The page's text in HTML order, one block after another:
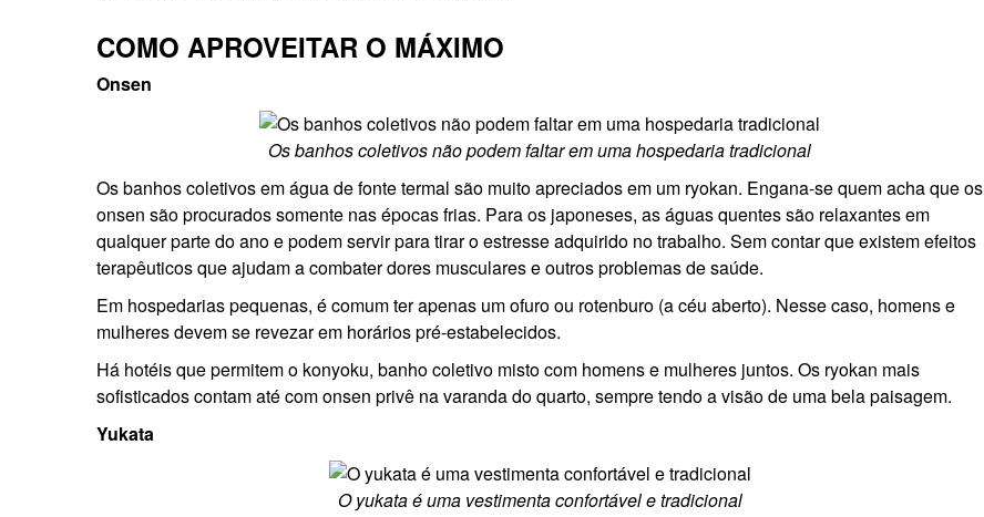
COMO APROVEITAR O MÁXIMO
Onsen
Os banhos coletivos não podem faltar em uma hospedaria tradicional
Os banhos coletivos em água de fonte termal são muito apreciados em um ryokan. Engana-se quem acha que os
onsen são procurados somente nas épocas frias. Para os japoneses, as águas quentes são relaxantes em
qualquer parte do ano e podem servir para tirar o estresse adquirido no trabalho. Sem contar que existem efeitos
terapêuticos que ajudam a combater dores musculares e outros problemas de saúde.
Em hospedarias pequenas, é comum ter apenas um ofuro ou rotenburo (a céu aberto). Nesse caso, homens e
mulheres devem se revezar em horários pré-estabelecidos.
Há hotéis que permitem o konyoku, banho coletivo misto com homens e mulheres juntos. Os ryokan mais
sofisticados contam até com onsen privê na varanda do quarto, sempre tendo a visão de uma bela paisagem.
Yukata
O yukata é uma vestimenta confortável e tradicional